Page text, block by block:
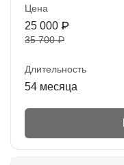
Цена
25 000 ₽
35 700 ₽
Длительность
54 месяца